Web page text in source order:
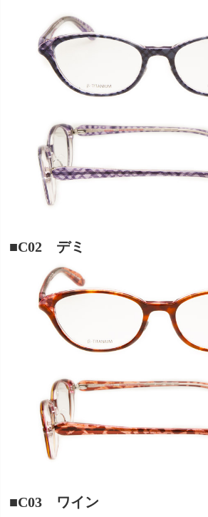
■C02 デミ
■C03 ワイン